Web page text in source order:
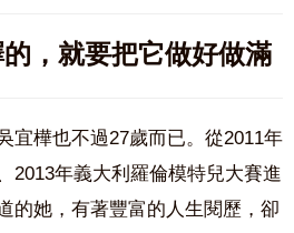
，就要把它做好做滿
宜樺也不過27歲而已。從2011年
2013年義大利羅倫模特兒大賽進
的她，有著豐富的人生閱歷，卻